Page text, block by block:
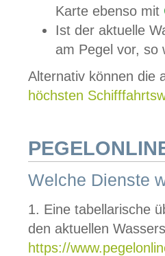
Karte ebenso mit
Ist der aktuelle
am Pegel vor,
Alternativ können die
höchsten
Welche Dienste
1. Eine tabellarische
den aktuellen
https://